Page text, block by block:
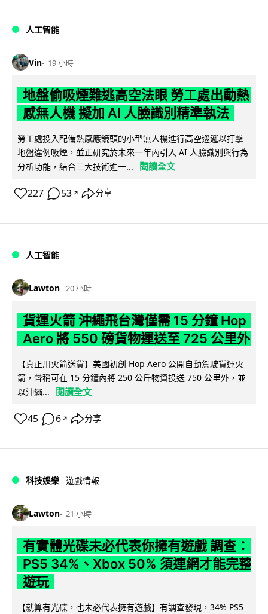
人工智能
Vin 19 小時
地盤偷吸煙難逃高空法眼 勞工處出動熱
感無人機 擬加 AI 人臉識別精準執法
勞工處投入配備熱感應鏡頭的小型無人機進行高空巡邏以打擊
地盤違例吸煙，並正研究於未來一年內引入 AI 人臉識別與行為
分析功能，結合三大技術進一...
閱讀全文
227 53 ↗ 分享
人工智能
Lawton 20 小時
貨運火箭 沖繩飛台灣僅需 15 分鐘 Hop
Aero 將 550 磅貨物運送至 725 公里外
【真正用火箭送貨】美國初創 Hop Aero 公開自動駕駛貨運火
箭，聲稱可在 15 分鐘內將 250 公斤物資投送 750 公里外，並
以沖繩...
閱讀全文
45 6 ↗ 分享
科技娛樂 遊戲情報
Lawton 21 小時
有實體光碟未必代表你擁有遊戲 調查：
PS5 34%、Xbox 50% 須連網才能完整
遊玩
【就算有光碟，也未必代表擁有遊戲】有調查發現，34% PS5